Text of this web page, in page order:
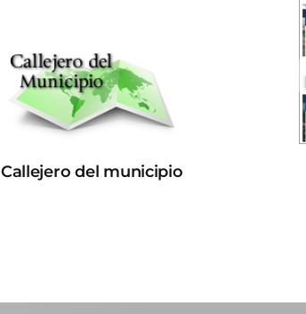
Callejero del municipio